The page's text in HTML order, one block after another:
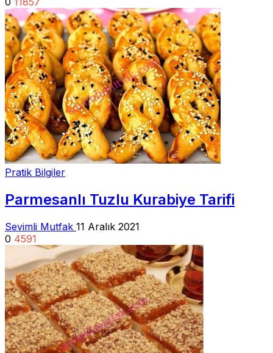
Pratik Bilgiler
Parmesanlı Tuzlu Kurabiye Tarifi
Sevimli Mutfak 11 Aralık 2021
0 4591